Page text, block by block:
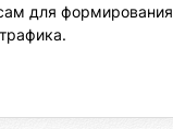
для формирования